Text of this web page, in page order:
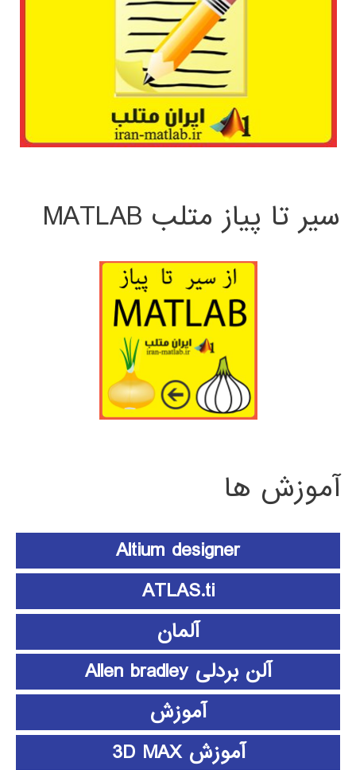
سیر تا پیاز متلب MATLAB
آموزش ها
Altium designer
ATLAS.ti
آلمان
آلن بردلی Allen bradley
آموزش
آموزش 3D MAX